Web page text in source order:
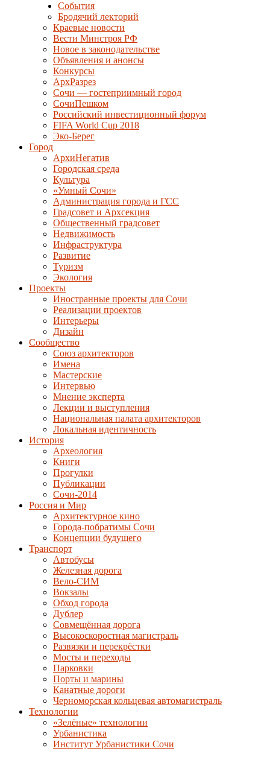
События
Бродячий лекторий
Краевые новости
Вести Минстроя РФ
Новое в законодательстве
Объявления и анонсы
Конкурсы
АрхРазрез
Сочи — гостеприимный город
СочиПешком
Российский инвестиционный форум
FIFA World Cup 2018
Эко-Берег
Город
АрхиНегатив
Городская среда
Культура
«Умный Сочи»
Администрация города и ГСС
Градсовет и Архсекция
Общественный градсовет
Недвижимость
Инфраструктура
Развитие
Туризм
Экология
Проекты
Иностранные проекты для Сочи
Реализации проектов
Интерьеры
Дизайн
Сообщество
Союз архитекторов
Имена
Мастерские
Интервью
Мнение эксперта
Лекции и выступления
Национальная палата архитекторов
Локальная идентичность
История
Археология
Книги
Прогулки
Публикации
Сочи-2014
Россия и Мир
Архитектурное кино
Города-побратимы Сочи
Концепции будущего
Транспорт
Автобусы
Железная дорога
Вело-СИМ
Вокзалы
Обход города
Дублер
Совмещённая дорога
Высокоскоростная магистраль
Развязки и перекрёстки
Мосты и переходы
Парковки
Порты и марины
Канатные дороги
Черноморская кольцевая автомагистраль
Технологии
«Зелёные» технологии
Урбанистика
Институт Урбанистики Сочи